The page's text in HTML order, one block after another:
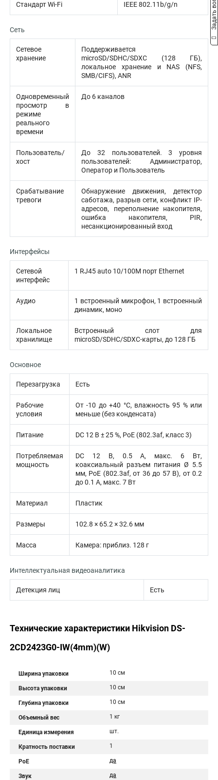
Стандарт Wi-Fi IEEE 802.11b/g/n
Сеть
Сетевое
хранение
Поддерживается
microSD/SDHC/SDXC (128 ГБ),
локальное хранение и NAS (NFS,
SMB/CIFS), ANR
Одновременный
просмотр в
режиме
реального
времени
До 6 каналов
Пользователь/
хост
До 32 пользователей. 3 уровня
пользователей: Администратор,
Оператор и Пользователь
Срабатывание
тревоги
Обнаружение движения, детектор
саботажа, разрыв сети, конфликт IP-
адресов, переполнение накопителя,
ошибка накопителя, PIR,
несанкционированный вход
Интерфейсы
Сетевой
интерфейс
1 RJ45 auto 10/100M порт Ethernet
Аудио
1 встроенный микрофон, 1 встроенный
динамик, моно
Локальное
хранилище
Встроенный слот для
microSD/SDHC/SDXC-карты, до 128 ГБ
Основное
Перезагрузка Есть
Рабочие
условия
От -10 до +40 °C, влажность 95 % или
меньше (без конденсата)
Питание DС 12 В ± 25 %, PoE (802.3af, класс 3)
Потребляемая
мощность
DC 12 В, 0.5 A, макс. 6 Вт,
коаксиальный разъем питания Ø 5.5
мм, PoE (802.3af, от 36 до 57 В), от 0.2
до 0.1 A, макс. 7 Вт
Материал Пластик
Размеры 102.8 × 65.2 × 32.6 мм
Масса Камера: приблиз. 128 г
Интеллектуальная видеоаналитика
Детекция лиц Есть
Технические характеристики Hikvision DS-
2CD2423G0-IW(4mm)(W)
Ширина упаковки 10 см
Высота упаковки 10 см
Глубина упаковки 10 см
Объемный вес 1 кг
Единица измерения шт.
Кратность поставки 1
PoE да
Звук да
Задать вопрос